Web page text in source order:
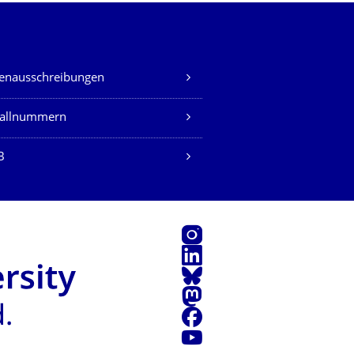
Instagram
LinkedIn
Bluesky
Mastodon
Facebook
Youtube